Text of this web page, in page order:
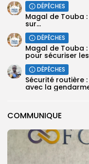
COMMUNIQUE
DÉPÊCHES
Magal de Touba
sur...
DÉPÊCHES
Magal de Touba
pour sécuriser
DÉPÊCHES
Sécurité routière
avec la